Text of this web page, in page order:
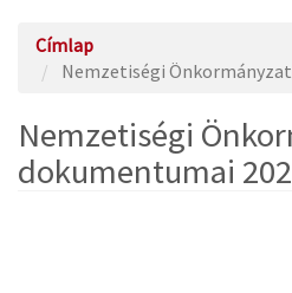
Címlap
Nemzetiségi
Nemzetiségi
dokumentumai